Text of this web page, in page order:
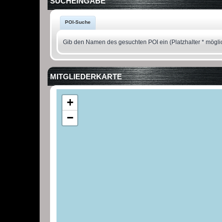
POI-Suche
Gib den Namen des gesuchten POI ein (Platzhalter *
MITGLIEDERKARTE
+
−